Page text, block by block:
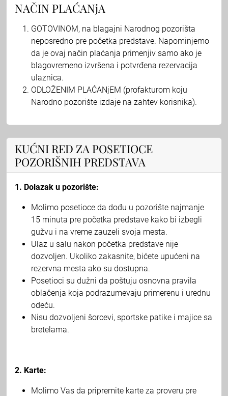
NAČIN PLAĆANjA
GOTOVINOM, na blagajni Narodnog pozorišta
neposredno pre početka predstave. Napominjemo
da je ovaj način plaćanja primenjiv samo ako je
blagovremeno izvršena i potvrđena rezervacija
ulaznica.
ODLOŽENIM PLAĆANjEM (profakturom koju
Narodno pozorište izdaje na zahtev korisnika).
KUĆNI RED ZA POSETIOCE
POZORIŠNIH PREDSTAVA
1. Dolazak u pozorište:
Molimo posetioce da dođu u pozorište najmanje
15 minuta pre početka predstave kako bi izbegli
gužvu i na vreme zauzeli svoja mesta.
Ulaz u salu nakon početka predstave nije
dozvoljen. Ukoliko zakasnite, bićete upućeni na
rezervna mesta ako su dostupna.
Posetioci su dužni da poštuju osnovna pravila
oblačenja koja podrazumevaju primerenu i urednu
odeću.
Nisu dozvoljeni šorcevi, sportske patike i majice sa
bretelama.
2. Karte:
Molimo Vas da pripremite karte za proveru pre